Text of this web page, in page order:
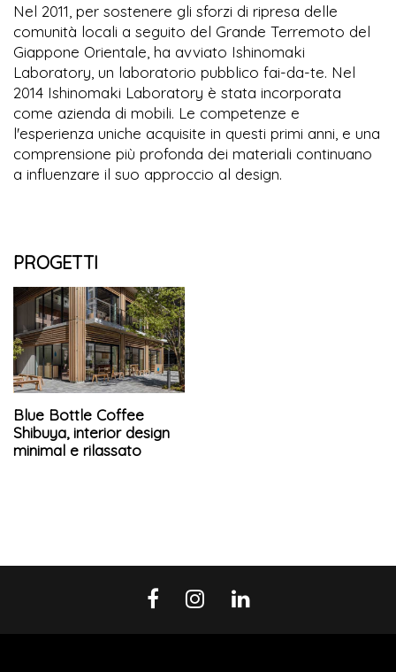
Nel 2011, per sostenere gli sforzi di ripresa delle
comunità locali a seguito del Grande Terremoto del
Giappone Orientale, ha avviato Ishinomaki
Laboratory, un laboratorio pubblico fai-da-te. Nel
2014 Ishinomaki Laboratory è stata incorporata
come azienda di mobili. Le competenze e
l'esperienza uniche acquisite in questi primi anni, e una
comprensione più profonda dei materiali continuano
a influenzare il suo approccio al design.
PROGETTI
Blue Bottle Coffee
Shibuya, interior design
minimal e rilassato